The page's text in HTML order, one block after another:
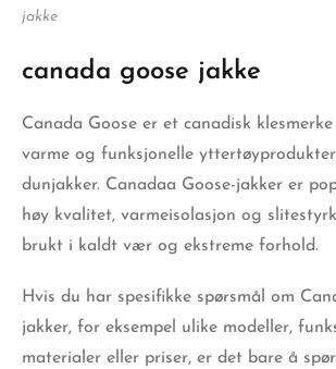
jakke
canada goose jakke
Canada Goose er et canadisk
varme og funksjonelle
dunjakker. Canadaa Goose-jakker er
høy kvalitet, varmeisolasjon og
brukt i kaldt vær og ekstreme forhold.
Hvis du har spesifikke spørsmål om
jakker, for eksempel ulike modeller,
materialer eller priser, er det bare å